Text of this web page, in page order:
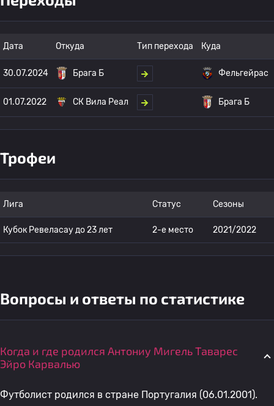
Дата Откуда Тип перехода Куда
30.07.2024 Брага Б Фельгейрас
01.07.2022 СК Вила Реал Брага Б
Трофеи
Лига Статус Сезоны
Кубок Ревеласау до 23 лет 2-е место 2021/2022
Вопросы и ответы по статистике
Когда и где родился Антониу Мигель Таварес
Эйро Карвалью
Футболист родился в стране Португалия (06.01.2001).